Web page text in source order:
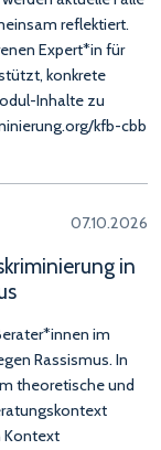
reflektiert.
Expert*in für
konkrete
Inhalte zu
kfb-cbb
07.10.2026
in
im
Rassismus. In
theoretische und
Kontext